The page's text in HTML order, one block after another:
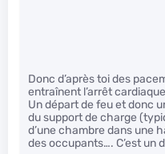
Donc d’après toi des
entraînent l’arrêt
Un départ de feu et donc
du support de charge
d’une chambre dans une
des occupants…. C’est un